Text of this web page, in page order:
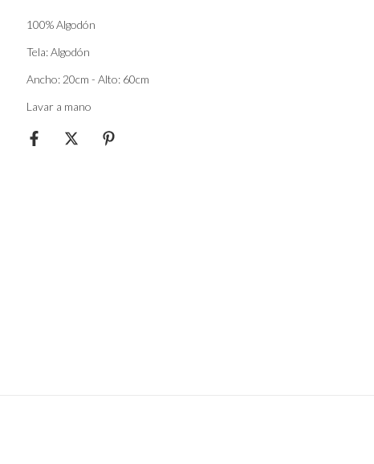
100% Algodón
Tela: Algodón
Ancho: 20cm - Alto: 60cm
Lavar a mano